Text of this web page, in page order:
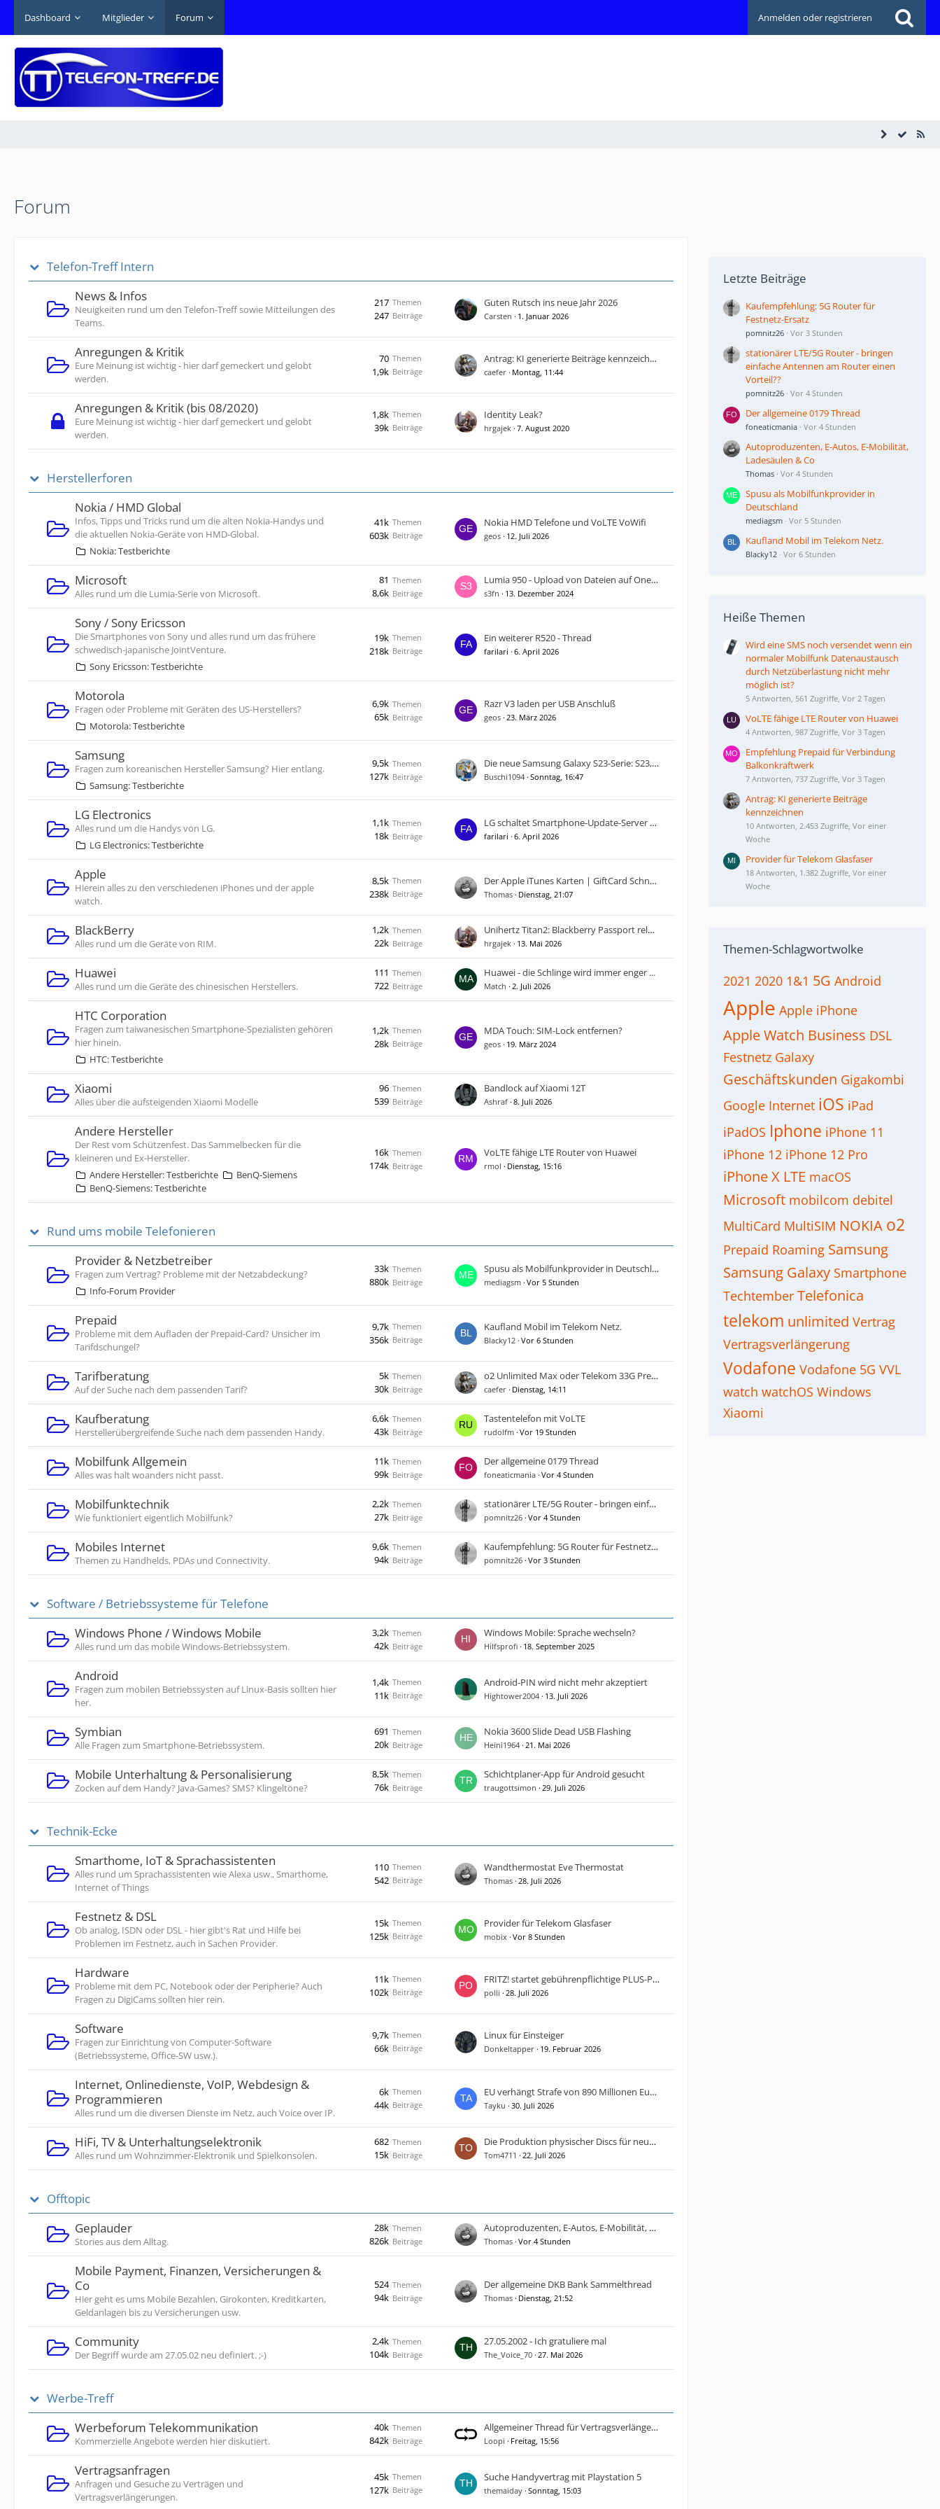
Dashboard Mitglieder Forum Anmelden oder registrieren
Forum
Telefon-Treff Intern
News & Infos
Neuigkeiten rund um den Telefon-Treff sowie Mitteilungen des
Teams.
Themen
217
Beiträge
247
Guten Rutsch ins neue Jahr 2026
Carsten 1. Januar 2026
Anregungen & Kritik
Eure Meinung ist wichtig - hier darf gemeckert und gelobt
werden.
Themen
70
Beiträge
1,9k
Antrag: KI generierte Beiträge kennzeichnen
caefer Montag, 11:44
Anregungen & Kritik (bis 08/2020)
Eure Meinung ist wichtig - hier darf gemeckert und gelobt
werden.
Themen
1,8k
Beiträge
39k
Identity Leak?
hrgajek 7. August 2020
Herstellerforen
Nokia / HMD Global
Infos, Tipps und Tricks rund um die alten Nokia-Handys und
die aktuellen Nokia-Geräte von HMD-Global.
Nokia: Testberichte
Themen
41k
Beiträge
603k
Nokia HMD Telefone und VoLTE VoWifi
geos 12. Juli 2026
Microsoft
Alles rund um die Lumia-Serie von Microsoft.
Themen
81
Beiträge
8,6k
Lumia 950 - Upload von Dateien auf OneDrive funktioniert nicht mehr
s3fn 13. Dezember 2024
Sony / Sony Ericsson
Die Smartphones von Sony und alles rund um das frühere
schwedisch-japanische JointVenture.
Sony Ericsson: Testberichte
Themen
19k
Beiträge
218k
Ein weiterer R520 - Thread
farilari 6. April 2026
Motorola
Fragen oder Probleme mit Geräten des US-Herstellers?
Motorola: Testberichte
Themen
6,9k
Beiträge
65k
Razr V3 laden per USB Anschluß
geos 23. März 2026
Samsung
Fragen zum koreanischen Hersteller Samsung? Hier entlang.
Samsung: Testberichte
Themen
9,5k
Beiträge
127k
Die neue Samsung Galaxy S23-Serie: S23, S23+ und S23 Ultra
Buschi1094 Sonntag, 16:47
LG Electronics
Alles rund um die Handys von LG.
LG Electronics: Testberichte
Themen
1,1k
Beiträge
18k
LG schaltet Smart­phone-Update-Server am 30. Juni 2025 ab
farilari 6. April 2026
Apple
Hierein alles zu den verschiedenen iPhones und der apple
watch.
Themen
8,5k
Beiträge
238k
Der Apple iTunes Karten | GiftCard Schnäppchen Thread
Thomas Dienstag, 21:07
BlackBerry
Alles rund um die Geräte von RIM.
Themen
1,2k
Beiträge
22k
Unihertz Titan2: Blackberry Passport reloaded?
hrgajek 13. Mai 2026
Huawei
Alles rund um die Geräte des chinesischen Herstellers.
Themen
111
Beiträge
722
Huawei - die Schlinge wird immer enger ...
Match 2. Juli 2026
HTC Corporation
Fragen zum taiwanesischen Smartphone-Spezialisten gehören
hier hinein.
HTC: Testberichte
Themen
1,2k
Beiträge
28k
MDA Touch: SIM-Lock entfernen?
geos 19. März 2024
Xiaomi
Alles über die aufsteigenden Xiaomi Modelle
Themen
96
Beiträge
539
Bandlock auf Xiaomi 12T
Ashraf 8. Juli 2026
Andere Hersteller
Der Rest vom Schützenfest. Das Sammelbecken für die
kleineren und Ex-Hersteller.
Andere Hersteller: Testberichte
BenQ-Siemens
BenQ-Siemens: Testberichte
Themen
16k
Beiträge
174k
VoLTE fähige LTE Router von Huawei
rmol Dienstag, 15:16
Rund ums mobile Telefonieren
Provider & Netzbetreiber
Fragen zum Vertrag? Probleme mit der Netzabdeckung?
Info-Forum Provider
Themen
33k
Beiträge
880k
Spusu als Mobilfunkprovider in Deutschland
mediagsm Vor 5 Stunden
Prepaid
Probleme mit dem Aufladen der Prepaid-Card? Unsicher im
Tarifdschungel?
Themen
9,7k
Beiträge
356k
Kaufland Mobil im Telekom Netz.
Blacky12 Vor 6 Stunden
Tarifberatung
Auf der Suche nach dem passenden Tarif?
Themen
5k
Beiträge
30k
o2 Unlimited Max oder Telekom 33G PrePaid - 25G Datennutzung Normalfall
caefer Dienstag, 14:11
Kaufberatung
Herstellerübergreifende Suche nach dem passenden Handy.
Themen
6,6k
Beiträge
43k
Tastentelefon mit VoLTE
rudolfm Vor 19 Stunden
Mobilfunk Allgemein
Alles was halt woanders nicht passt.
Themen
11k
Beiträge
99k
​Der allgemeine 0179 Thread
foneaticmania Vor 4 Stunden
Mobilfunktechnik
Wie funktioniert eigentlich Mobilfunk?
Themen
2,2k
Beiträge
27k
stationärer LTE/5G Router - bringen einfache Antennen am Router einen Vorteil??
pomnitz26 Vor 4 Stunden
Mobiles Internet
Themen zu Handhelds, PDAs und Connectivity.
Themen
9,6k
Beiträge
94k
Kaufempfehlung: 5G Router für Festnetz-Ersatz
pomnitz26 Vor 3 Stunden
Software / Betriebssysteme für Telefone
Windows Phone / Windows Mobile
Alles rund um das mobile Windows-Betriebssystem.
Themen
3,2k
Beiträge
42k
Windows Mobile: Sprache wechseln?
Hilfsprofi 18. September 2025
Android
Fragen zum mobilen Betriebssysten auf Linux-Basis sollten hier
her.
Themen
1,4k
Beiträge
11k
Android-PIN wird nicht mehr akzeptiert
Hightower2004 13. Juli 2026
Symbian
Alle Fragen zum Smartphone-Betriebssystem.
Themen
691
Beiträge
20k
Nokia 3600 Slide Dead USB Flashing
Heini1964 21. Mai 2026
Mobile Unterhaltung & Personalisierung
Zocken auf dem Handy? Java-Games? SMS? Klingeltöne?
Themen
8,5k
Beiträge
76k
Schichtplaner-App für Android gesucht
traugottsimon 29. Juli 2026
Technik-Ecke
Smarthome, IoT & Sprachassistenten
Alles rund um Sprachassistenten wie Alexa usw., Smarthome,
Internet of Things
Themen
110
Beiträge
542
Wandthermostat Eve Thermostat
Thomas 28. Juli 2026
Festnetz & DSL
Ob analog, ISDN oder DSL - hier gibt's Rat und Hilfe bei
Problemen im Festnetz, auch in Sachen Provider.
Themen
15k
Beiträge
125k
Provider für Telekom Glasfaser
mobix Vor 8 Stunden
Hardware
Probleme mit dem PC, Notebook oder der Peripherie? Auch
Fragen zu DigiCams sollten hier rein.
Themen
11k
Beiträge
102k
FRITZ! startet gebührenpflichtige PLUS-Pakete
polli 28. Juli 2026
Software
Fragen zur Einrichtung von Computer-Software
(Betriebssysteme, Office-SW usw.).
Themen
9,7k
Beiträge
66k
Linux für Einsteiger
Donkeltapper 19. Februar 2026
Internet, Onlinedienste, VoIP, Webdesign &
Programmieren
Alles rund um die diversen Dienste im Netz, auch Voice over IP.
Themen
6k
Beiträge
44k
EU verhängt Strafe von 890 Millionen Euro gegen Google
Tayku 30. Juli 2026
HiFi, TV & Unterhaltungselektronik
Alles rund um Wohnzimmer-Elektronik und Spielkonsolen.
Themen
682
Beiträge
15k
Die Produktion physischer Discs für neue Spiele auf PlayStation-Konsolen endet im Januar 2028
Tom4711 22. Juli 2026
Offtopic
Geplauder
Stories aus dem Alltag.
Themen
28k
Beiträge
826k
Autoproduzenten, E-Autos, E-Mobilität, Ladesäulen & Co
Thomas Vor 4 Stunden
Mobile Payment, Finanzen, Versicherungen &
Co
Hier geht es ums Mobile Bezahlen, Girokonten, Kreditkarten,
Geldanlagen bis zu Versicherungen usw.
Themen
524
Beiträge
94k
Der allgemeine DKB Bank Sammelthread
Thomas Dienstag, 21:52
Community
Der Begriff wurde am 27.05.02 neu definiert. ;-)
Themen
2,4k
Beiträge
104k
27.05.2002 - Ich gratuliere mal
The_Voice_70 27. Mai 2026
Werbe-Treff
Werbeforum Telekommunikation
Kommerzielle Angebote werden hier diskutiert.
Themen
40k
Beiträge
842k
Allgemeiner Thread für Vertragsverlängerungsangebote bei Telefónica o2
Loopi Freitag, 15:56
Vertragsanfragen
Anfragen und Gesuche zu Verträgen und
Vertragsverlängerungen.
Themen
45k
Beiträge
127k
Suche Handyvertrag mit Playstation 5
themaiday Sonntag, 15:03
Letzte Beiträge
Kaufempfehlung: 5G Router für
Festnetz-Ersatz
pomnitz26 Vor 3 Stunden
stationärer LTE/5G Router - bringen
einfache Antennen am Router einen
Vorteil??
pomnitz26 Vor 4 Stunden
​Der allgemeine 0179 Thread
foneaticmania Vor 4 Stunden
Autoproduzenten, E-Autos, E-Mobilität,
Ladesäulen & Co
Thomas Vor 4 Stunden
Spusu als Mobilfunkprovider in
Deutschland
mediagsm Vor 5 Stunden
Kaufland Mobil im Telekom Netz.
Blacky12 Vor 6 Stunden
Heiße Themen
Wird eine SMS noch versendet wenn ein
normaler Mobilfunk Datenaustausch
durch Netzüberlastung nicht mehr
möglich ist?
5 Antworten, 561 Zugriffe, Vor 2 Tagen
VoLTE fähige LTE Router von Huawei
4 Antworten, 987 Zugriffe, Vor 3 Tagen
Empfehlung Prepaid für Verbindung
Balkonkraftwerk
7 Antworten, 737 Zugriffe, Vor 3 Tagen
Antrag: KI generierte Beiträge
kennzeichnen
10 Antworten, 2.453 Zugriffe, Vor einer
Woche
Provider für Telekom Glasfaser
18 Antworten, 1.382 Zugriffe, Vor einer
Woche
Themen-Schlagwortwolke
2021 2020 1&1 5G Android
Apple Apple iPhone
Apple Watch Business DSL
Festnetz Galaxy
Geschäftskunden Gigakombi
Google Internet iOS iPad
iPadOS Iphone iPhone 11
iPhone 12 iPhone 12 Pro
iPhone X LTE macOS
Microsoft mobilcom debitel
MultiCard MultiSIM NOKIA o2
Prepaid Roaming Samsung
Samsung Galaxy Smartphone
Techtember Telefonica
telekom unlimited Vertrag
Vertragsverlängerung
Vodafone Vodafone 5G VVL
watch watchOS Windows
Xiaomi